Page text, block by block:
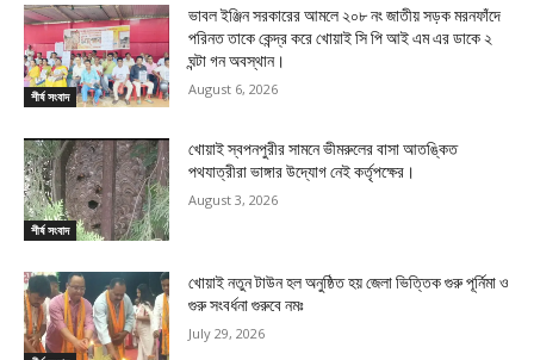
শীর্ষ সংবাদ
ভাবল ইঞ্জিন সরকারের আমলে ২০৮ নং জাতীয় সড়ক মরনফাঁদে
পরিনত তাকে কেন্দ্র করে খোয়াই সি পি আই এম এর ডাকে ২
ঘন্টা গন অবস্থান।
August 6, 2026
শীর্ষ সংবাদ
খোয়াই স্বপনপুরীর সামনে ভীমরুলের বাসা আতঙ্কিত
পথযাত্রীরা ভাঙ্গার উদ্যোগ নেই কর্তৃপক্ষের।
August 3, 2026
খোয়াই নতুন টাউন হল অনুষ্ঠিত হয় জেলা ভিত্তিক গুরু পূর্নিমা ও
গুরু সংবর্ধনা গুরুবে নমঃ
July 29, 2026